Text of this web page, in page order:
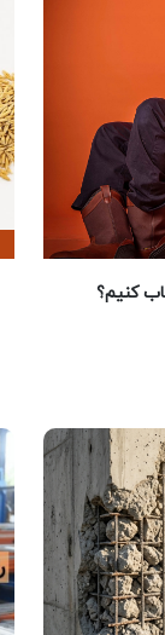
کنیم؟